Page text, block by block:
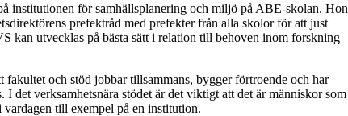
institutionen för samhällsplanering och miljö på ABE-skolan. Hon
prefektråd med prefekter från alla skolor för att just
kan utvecklas på bästa sätt i relation till behoven inom forskning
fakultet och stöd jobbar tillsammans, bygger förtroende och har
I det verksamhetsnära stödet är det viktigt att det är människor som
till exempel på en institution.